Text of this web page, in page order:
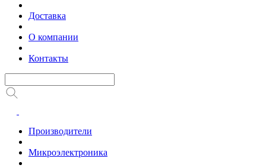
Доставка
О компании
Контакты
Производители
Микроэлектроника